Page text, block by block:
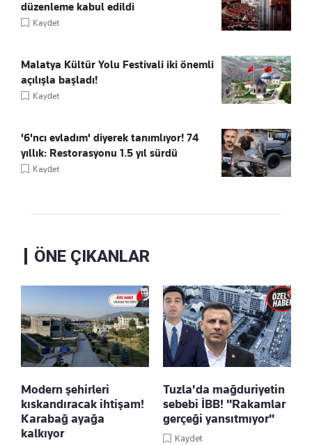
düzenleme kabul edildi
Kaydet
Malatya Kültür Yolu Festivali iki önemli
açılışla başladı!
Kaydet
'6'ncı evladım' diyerek tanımlıyor! 74
yıllık: Restorasyonu 1.5 yıl sürdü
Kaydet
ÖNE ÇIKANLAR
Modern şehirleri
kıskandıracak ihtişam!
Karabağ ayağa
kalkıyor
Tuzla'da mağduriyetin
sebebi İBB! "Rakamlar
gerçeği yansıtmıyor"
Kaydet